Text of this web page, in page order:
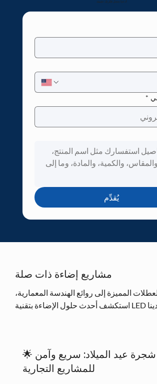
*
يُقدِّم
مشاريع إضاءة ذات صلة
المميزة إلى روائع الهندسة المعمارية،
🌟 تركيب شجرة عيد الميلاد: سريع وآمن
للمشاريع التجارية